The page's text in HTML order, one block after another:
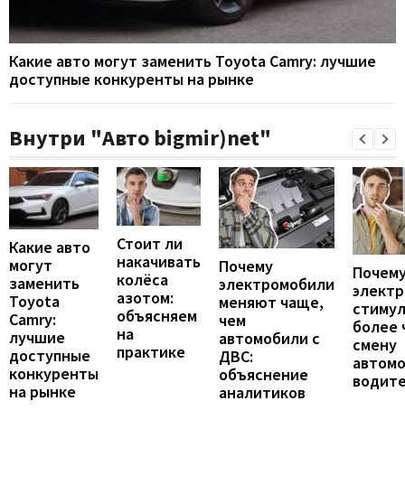
Какие авто могут заменить Toyota Camry: лучшие
доступные конкуренты на рынке
Внутри "Авто bigmir)net"
Какие авто
могут
заменить
Toyota
Camry:
лучшие
доступные
конкуренты
на рынке
Стоит ли
накачивать
колёса
азотом:
объясняем
на
практике
Почему
электромобили
меняют чаще,
чем
автомобили с
ДВС:
объяснение
аналитиков
более
смену